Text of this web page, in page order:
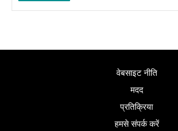
वेबसाइट नीति
मदद
प्रतिक्रिया
हमसे संपर्क करें